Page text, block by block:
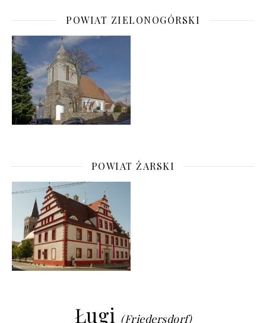
POWIAT ZIELONOGÓRSKI
POWIAT ŻARSKI
Ługi (Friedersdorf)